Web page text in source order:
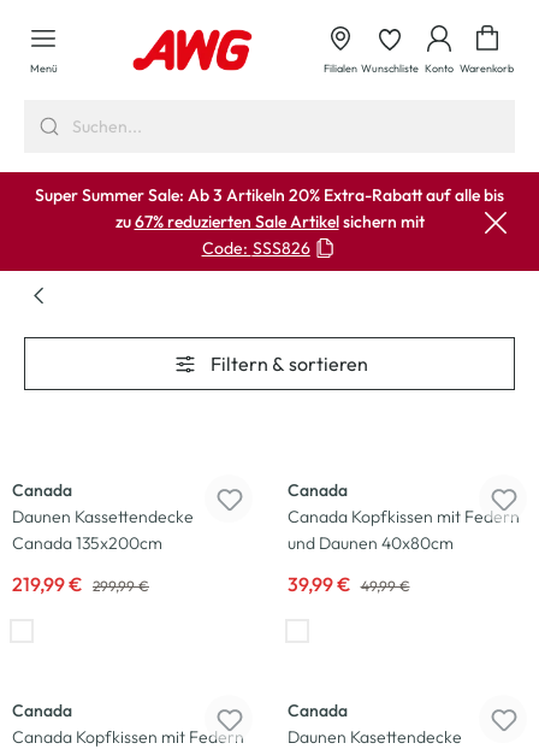
springen
Menü Filialen Wunschliste Konto Warenkorb
Super Summer Sale: Ab 3 Artikeln 20% Extra-Rabatt auf alle bis
zu67% reduzierten Sale Artikelsichern mit
Code: SSS826
Filtern & sortieren
Canada
Daunen Kassettendecke
Canada 135x200cm
219,99 € 299,99 €
Canada
Canada Kopfkissen mit Federn
und Daunen 40x80cm
39,99 € 49,99 €
Canada
Canada Kopfkissen mit Federn
Canada
Daunen Kasettendecke